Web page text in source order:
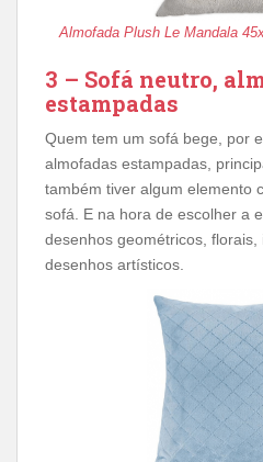
Almofada Plush Le Mandala
3 – Sofá neutro,
estampadas
Quem tem um sofá bege, por
almofadas estampadas,
também tiver algum elemento
sofá. E na hora de escolher a
desenhos geométricos,
desenhos artísticos.